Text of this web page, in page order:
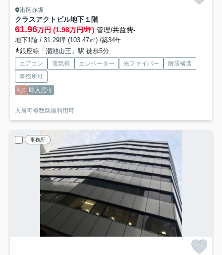
港区赤坂
クラスアクトビル地下１階
61.96万円 (1.98万円/坪) 管理/共益費-
地下1階 / 31.29坪 (103.47㎡) /築34年
銀座線「溜池山王」駅 徒歩5分
エアコン 電気有 エレベーター 光ファイバー
耐震構造
事務所可
礼0 即入居可
入居可複数路線利用可
事務所